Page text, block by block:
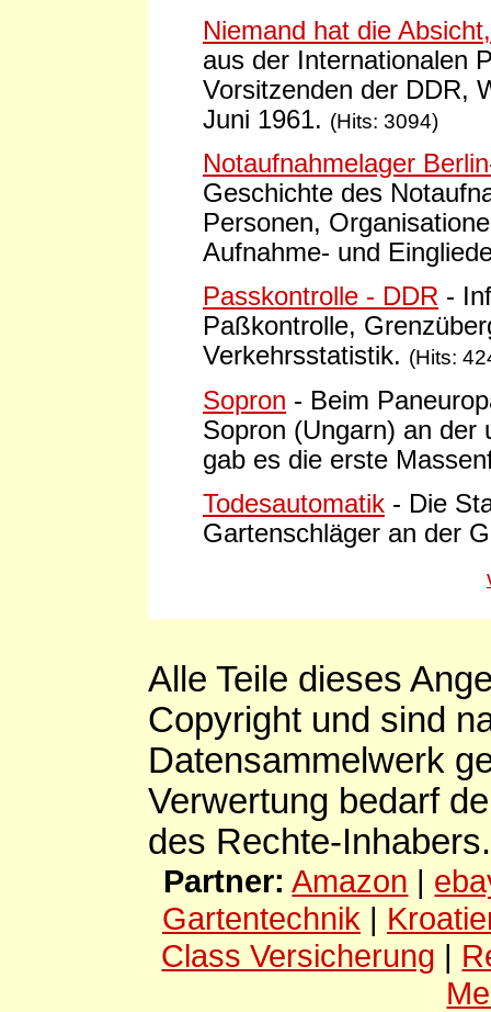
Niemand hat die
aus der Internationalen
Vorsitzenden der DDR,
Juni 1961. (Hits: 3094)
Notaufnahmelager
Geschichte des
Personen,
Aufnahme- und
Passkontrolle - DDR -
Paßkontrolle,
Verkehrsstatistik. (Hits:
Sopron - Beim
Sopron (Ungarn) an der
gab es die erste
Todesautomatik - Die
Gartenschläger an der
Alle Teile dieses
Copyright und sind
Datensammelwerk
Verwertung bedarf
des Rechte-Inhabers.
Partner: Amazon |
Gartentechnik |
Class Versicherung |